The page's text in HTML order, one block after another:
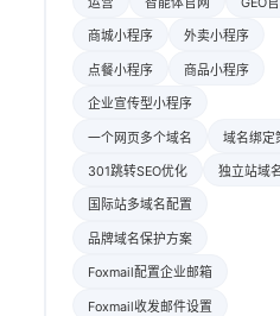
商城小程序 外卖小程序
点餐小程序 商品小程序
企业宣传型小程序
一个网页多个域名 域名绑定
301跳转SEO优化 独立站域
国际站多域名配置
品牌域名保护方案
Foxmail配置企业邮箱
Foxmail收发邮件设置